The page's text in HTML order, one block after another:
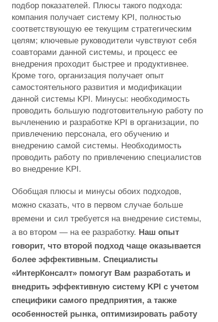
подбор показателей. Плюсы такого подхода:
компания получает систему KPI, полностью
соответствующую ее текущим стратегическим
целям; ключевые руководители чувствуют себя
соавторами данной системы, и процесс ее
внедрения проходит быстрее и продуктивнее.
Кроме того, организация получает опыт
самостоятельного развития и модификации
данной системы KPI. Минусы: необходимость
проводить большую подготовительную работу по
вычленению и разработке KPI в организации, по
привлечению персонала, его обучению и
внедрению самой системы. Необходимость
проводить работу по привлечению специалистов
во внедрение KPI.
Обобщая плюсы и минусы обоих подходов,
можно сказать, что в первом случае больше
времени и сил требуется на внедрение системы,
а во втором — на ее разработку. Наш опыт
говорит, что второй подход чаще оказывается
более эффективным. Специалисты
«ИнтерКонсалт» помогут Вам разработать и
внедрить эффективную систему KPI с учетом
специфики самого предприятия, а также
особенностей рынка, оптимизировать работу